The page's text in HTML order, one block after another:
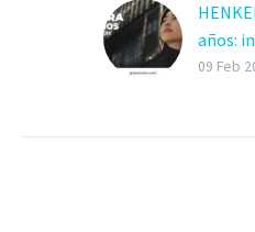
años:
09 Feb